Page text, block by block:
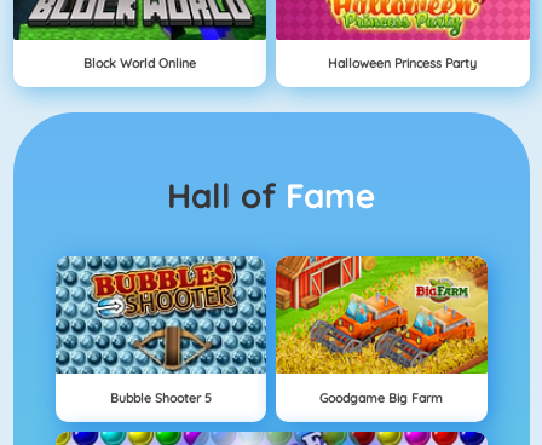
Block World Online Halloween Princess Party
Hall of Fame
Bubble Shooter 5 Goodgame Big Farm